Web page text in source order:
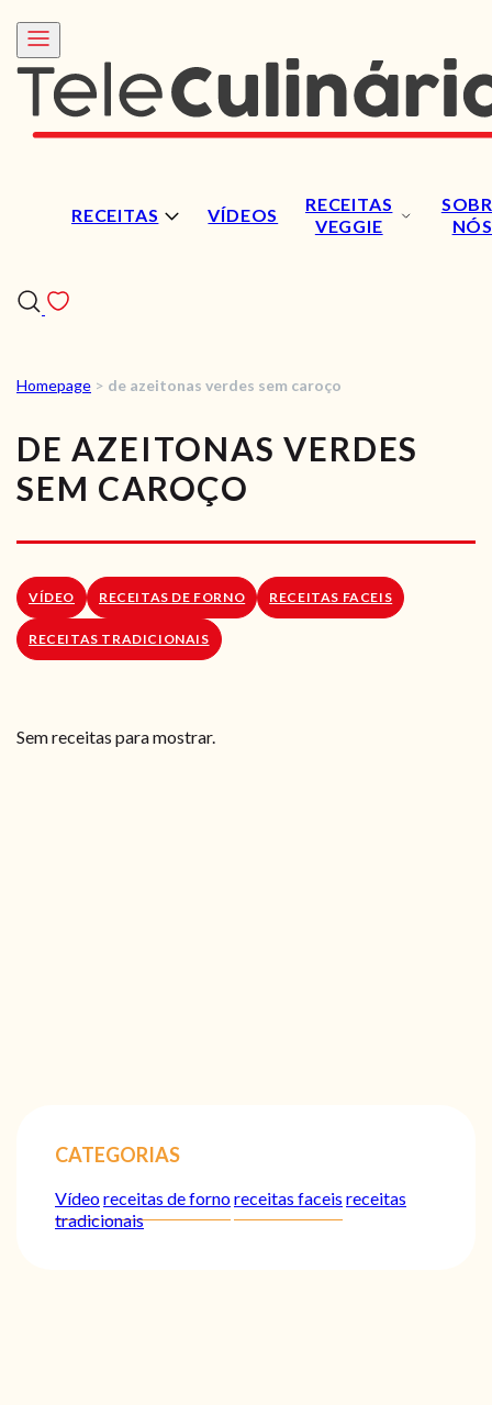
RECEITAS VÍDEOS
RECEITAS
VEGGIE
NÓS
RECEITAS
VÍDEOS
RECEITAS VEGGIE
LOJA ONLINE
Homepage > de azeitonas verdes sem caroço
DE AZEITONAS VERDES
SEM CAROÇO
VÍDEO RECEITAS DE FORNO RECEITAS FACEIS
RECEITAS TRADICIONAIS
Sem receitas para mostrar.
CATEGORIAS
Vídeoreceitas de fornoreceitas faceis receitas
tradicionais